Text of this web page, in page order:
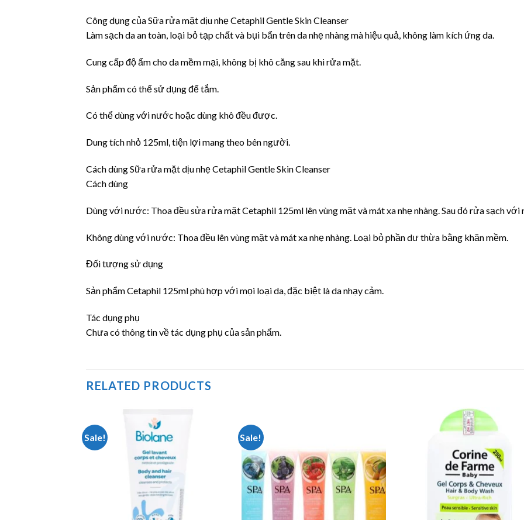
Công dụng của Sữa rửa mặt dịu nhẹ Cetaphil Gentle Skin Cleanser
Làm sạch da an toàn, loại bỏ tạp chất và bụi bẩn trên da nhẹ nhàng mà hiệu quả, không làm kích ứng da.
Cung cấp độ ẩm cho da mềm mại, không bị khô căng sau khi rửa mặt.
Sản phẩm có thể sử dụng để tắm.
Có thể dùng với nước hoặc dùng khô đều được.
Dung tích nhỏ 125ml, tiện lợi mang theo bên người.
Cách dùng Sữa rửa mặt dịu nhẹ Cetaphil Gentle Skin Cleanser
Cách dùng
Dùng với nước: Thoa đều sửa rửa mặt Cetaphil 125ml lên vùng mặt và mát xa nhẹ nhàng. Sau đó rửa sạch với
Không dùng với nước: Thoa đều lên vùng mặt và mát xa nhẹ nhàng. Loại bỏ phần dư thừa bằng khăn mềm.
Đối tượng sử dụng
Sản phẩm Cetaphil 125ml phù hợp với mọi loại da, đặc biệt là da nhạy cảm.
Tác dụng phụ
Chưa có thông tin về tác dụng phụ của sản phẩm.
RELATED PRODUCTS
Sale! Sale!